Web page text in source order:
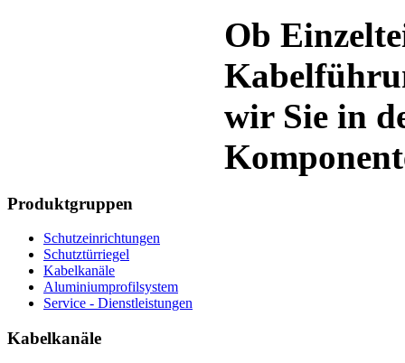
Ob
wir Sie in
Produktgruppen
Schutzeinrichtungen
Schutztürriegel
Kabelkanäle
Aluminiumprofilsystem
Service - Dienstleistungen
Kabelkanäle